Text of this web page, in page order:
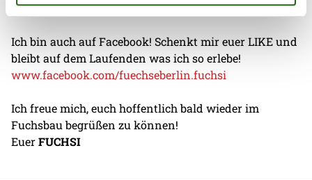
an:
fuchsi@fuechse.berlin
Ich bin auch auf Facebook! Schenkt mir euer LIKE und
bleibt auf dem Laufenden was ich so erlebe!
www.facebook.com/fuechseberlin.fuchsi
Ich freue mich, euch hoffentlich bald wieder im
Fuchsbau begrüßen zu können!
EuerFUCHSI